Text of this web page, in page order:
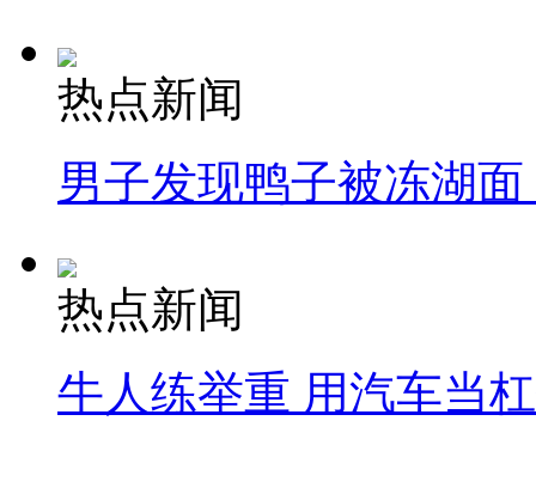
热点新闻
男子发现鸭子被冻湖
热点新闻
牛人练举重 用汽车当